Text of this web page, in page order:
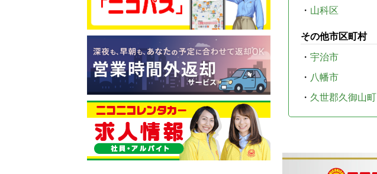
・ 山科区
その他市区町村
・ 宇治市
・ 八幡市
・ 久世郡久御山町